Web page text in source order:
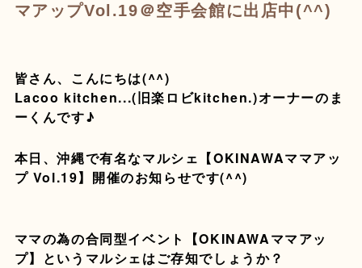
マアップVol.19＠空手会館に出店中(^^)
皆さん、こんにちは(^^)
Lacoo kitchen...(旧楽ロビkitchen.)オーナーのま
ーくんです♪
本日、沖縄で有名なマルシェ【OKINAWAママアッ
プ Vol.19】開催のお知らせです(^^)
ママの為の合同型イベント【OKINAWAママアッ
プ】というマルシェはご存知でしょうか？